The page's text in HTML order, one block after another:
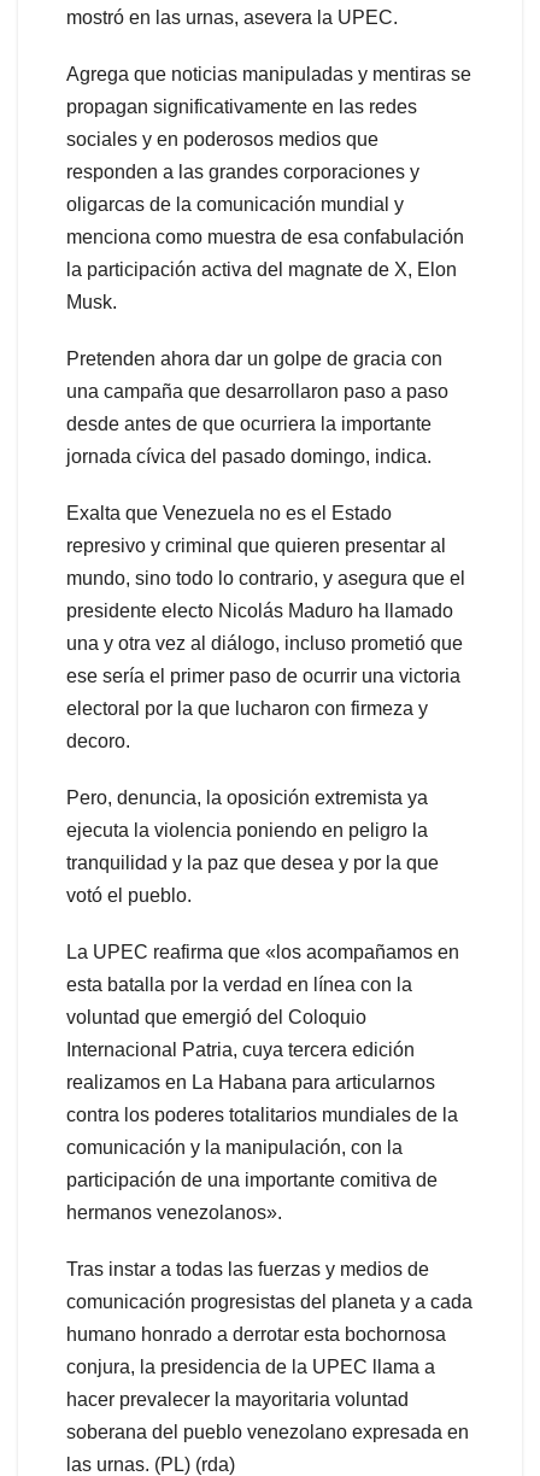
mostró en las urnas, asevera la UPEC.
Agrega que noticias manipuladas y mentiras se
propagan significativamente en las redes
sociales y en poderosos medios que
responden a las grandes corporaciones y
oligarcas de la comunicación mundial y
menciona como muestra de esa confabulación
la participación activa del magnate de X, Elon
Musk.
Pretenden ahora dar un golpe de gracia con
una campaña que desarrollaron paso a paso
desde antes de que ocurriera la importante
jornada cívica del pasado domingo, indica.
Exalta que Venezuela no es el Estado
represivo y criminal que quieren presentar al
mundo, sino todo lo contrario, y asegura que el
presidente electo Nicolás Maduro ha llamado
una y otra vez al diálogo, incluso prometió que
ese sería el primer paso de ocurrir una victoria
electoral por la que lucharon con firmeza y
decoro.
Pero, denuncia, la oposición extremista ya
ejecuta la violencia poniendo en peligro la
tranquilidad y la paz que desea y por la que
votó el pueblo.
La UPEC reafirma que «los acompañamos en
esta batalla por la verdad en línea con la
voluntad que emergió del Coloquio
Internacional Patria, cuya tercera edición
realizamos en La Habana para articularnos
contra los poderes totalitarios mundiales de la
comunicación y la manipulación, con la
participación de una importante comitiva de
hermanos venezolanos».
Tras instar a todas las fuerzas y medios de
comunicación progresistas del planeta y a cada
humano honrado a derrotar esta bochornosa
conjura, la presidencia de la UPEC llama a
hacer prevalecer la mayoritaria voluntad
soberana del pueblo venezolano expresada en
las urnas. (PL) (rda)